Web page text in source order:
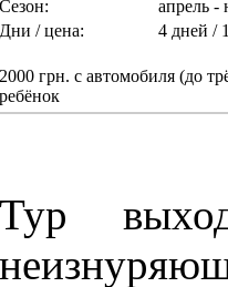
Сезон:
апрель -
Дни / цена:
4 дней /
2000 грн. с автомобиля (до
ребёнок
Тур